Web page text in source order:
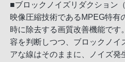
■ブロックノイズリダクション（
映像圧縮技術であるMPEG特有
時に除去する画質改善機能です
容を判断しつつ、ブロックノイ
アな線はそのままに、ノイズ発